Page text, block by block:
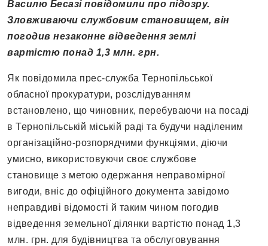
Василю Бесазі повідомили про підозру.
Зловживаючи службовим становищем, він
погодив незаконне відведення землі
вартістю понад 1,3 млн. грн.
Як повідомила прес-служба Тернопільської
обласної прокуратури, розслідуванням
встановлено, що чиновник, перебуваючи на посаді
в Тернопільській міській раді та будучи наділеним
організаційно-розпорядчими функціями, діючи
умисно, використовуючи своє службове
становище з метою одержання неправомірної
вигоди, вніс до офіційного документа завідомо
неправдиві відомості й таким чином погодив
відведення земельної ділянки вартістю понад 1,3
млн. грн. для будівництва та обслуговування